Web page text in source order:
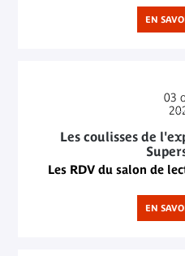
EN
03
Les coulisses de
Les RDV du salon de
EN